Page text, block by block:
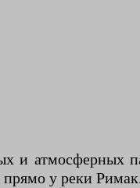
атмосферных
прямо у реки